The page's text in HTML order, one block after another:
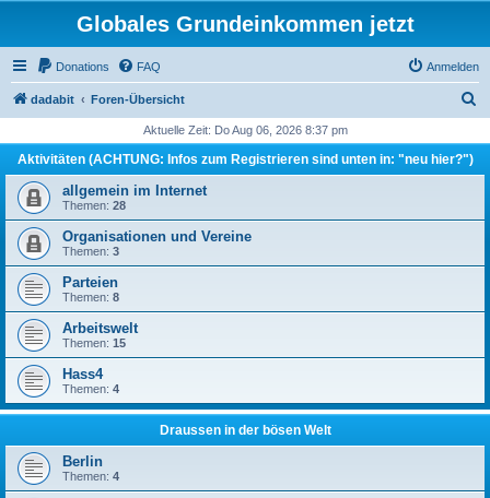
Globales Grundeinkommen jetzt
Donations FAQ Anmelden
dadabit Foren-Übersicht
h
Aktuelle Zeit: Do Aug 06, 2026 8:37 pm
Aktivitäten (ACHTUNG: Infos zum Registrieren sind unten in: "neu hier?")
allgemein im Internet
Themen: 28
Organisationen und Vereine
Themen: 3
Parteien
Themen: 8
Arbeitswelt
Themen: 15
Hass4
Themen: 4
Draussen in der bösen Welt
Berlin
Themen: 4